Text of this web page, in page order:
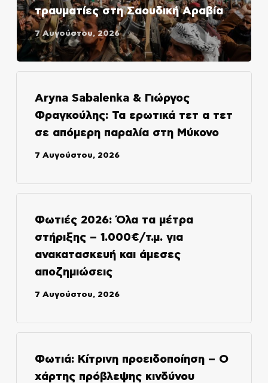
τραυματίες στη Σαουδική Αραβία
7 Αυγούστου, 2026
Aryna Sabalenka & Γιώργος
Φραγκούλης: Τα ερωτικά τετ α τετ
σε απόμερη παραλία στη Μύκονο
7 Αυγούστου, 2026
Φωτιές 2026: Όλα τα μέτρα
στήριξης – 1.000€/τ.μ. για
ανακατασκευή και άμεσες
αποζημιώσεις
7 Αυγούστου, 2026
Φωτιά: Κίτρινη προειδοποίηση – Ο
χάρτης πρόβλεψης κινδύνου